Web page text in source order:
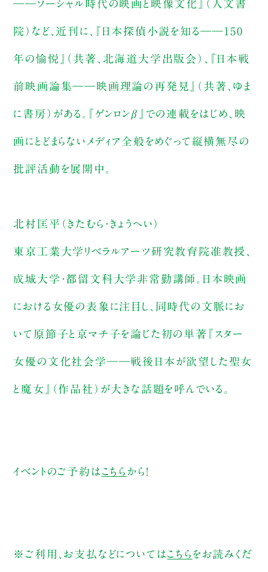
――ソーシャル時代の映画と映像文化』（人文書
院）など、近刊に、『日本探偵小説を知る――150
年の愉悦』（共著、北海道大学出版会）、『日本戦
前映画論集――映画理論の再発見』（共著、ゆま
に書房）がある。『ゲンロンβ』での連載をはじめ、映
画にとどまらないメディア全般をめぐって縦横無尽の
批評活動を展開中。
北村匡平（きたむら・きょうへい）
東京工業大学リベラルアーツ研究教育院准教授、
成城大学・都留文科大学非常勤講師。日本映画
における女優の表象に注目し、同時代の文脈にお
いて原節子と京マチ子を論じた初の単著『スター
女優の文化社会学――戦後日本が欲望した聖女
と魔女』（作品社）が大きな話題を呼んでいる。
イベントのご予約は こちら から！
※ご利用、お支払などについては こちら をお読みくだ